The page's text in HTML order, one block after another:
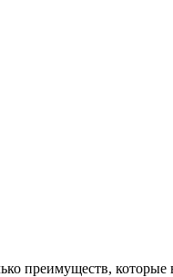
преимуществ,